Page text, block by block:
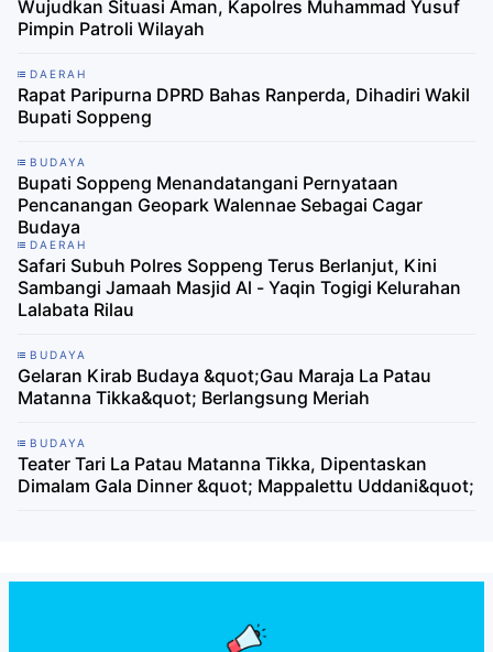
Wujudkan Situasi Aman, Kapolres Muhammad Yusuf
Pimpin Patroli Wilayah
DAERAH
Rapat Paripurna DPRD Bahas Ranperda, Dihadiri Wakil
Bupati Soppeng
BUDAYA
Bupati Soppeng Menandatangani Pernyataan
Pencanangan Geopark Walennae Sebagai Cagar
Budaya
DAERAH
Safari Subuh Polres Soppeng Terus Berlanjut, Kini
Sambangi Jamaah Masjid Al - Yaqin Togigi Kelurahan
Lalabata Rilau
BUDAYA
Gelaran Kirab Budaya &quot;Gau Maraja La Patau
Matanna Tikka&quot; Berlangsung Meriah
BUDAYA
Teater Tari La Patau Matanna Tikka, Dipentaskan
Dimalam Gala Dinner &quot; Mappalettu Uddani&quot;